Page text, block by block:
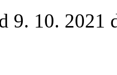
9. 10. 2021